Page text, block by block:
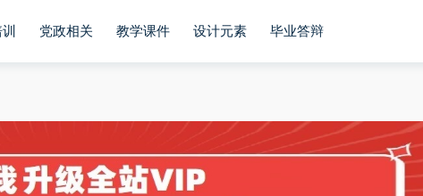
党政相关 教学课件 设计元素 毕业答辩